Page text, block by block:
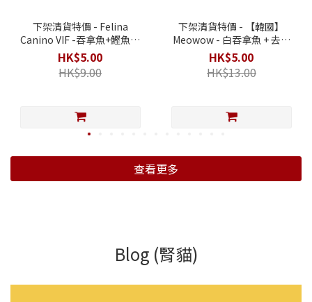
下架清貨特價 - Felina
Canino VIF -吞拿魚+鰹魚濃
湯 貓罐頭 75g (BBD：2027-
07-18)
HK$5.00
HK$9.00
下架清貨特價 - 【韓國】
Meowow - 白吞拿魚 + 去毛
球 貓湯罐 80g (綠) (BBD：
2026-08-10)
HK$5.00
HK$13.00
查看更多
Blog (腎貓)